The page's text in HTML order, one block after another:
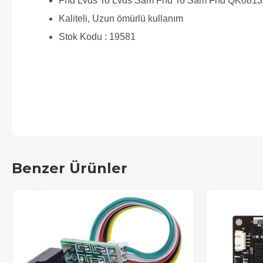
Kaliteli, Uzun ömürlü kullanım
Stok Kodu : 19581
Benzer Ürünler